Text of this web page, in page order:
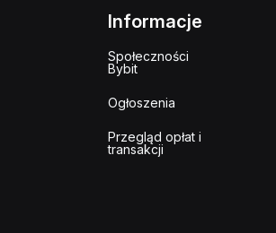
Informacje
Społeczności
Bybit
Ogłoszenia
Przegląd opłat i
transakcji